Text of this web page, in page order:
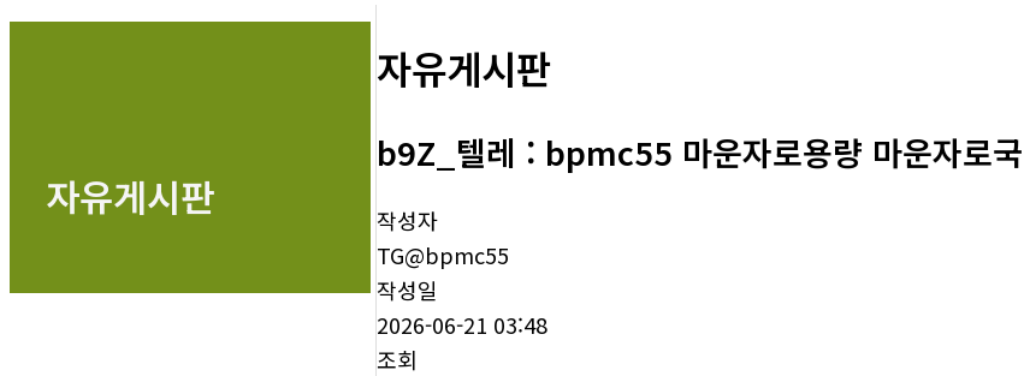
자유게시판
자유게시판
b9Z_텔레 : bpmc55 마운자로용량 마운자로
작성자
TG@bpmc55
작성일
2026-06-21 03:48
조회